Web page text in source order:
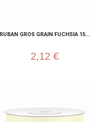
RUBAN GROS GRAIN FUCHSIA 15...
2,12 €